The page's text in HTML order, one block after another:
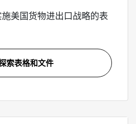
美国货物进出口战略的表
索表格和文件